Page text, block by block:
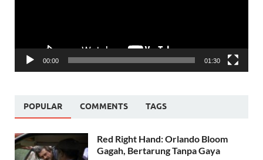
00:00 01:30
POPULAR COMMENTS TAGS
Red Right Hand: Orlando Bloom
Gagah, Bertarung Tanpa Gaya